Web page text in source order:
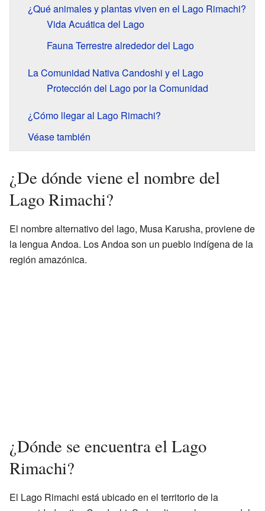
¿Qué animales y plantas viven en el Lago Rimachi?
Vida Acuática del Lago
Fauna Terrestre alrededor del Lago
La Comunidad Nativa Candoshi y el Lago
Protección del Lago por la Comunidad
¿Cómo llegar al Lago Rimachi?
Véase también
¿De dónde viene el nombre del
Lago Rimachi?
El nombre alternativo del lago, Musa Karusha, proviene de
la lengua Andoa. Los Andoa son un pueblo indígena de la
región amazónica.
¿Dónde se encuentra el Lago
Rimachi?
El Lago Rimachi está ubicado en el territorio de la